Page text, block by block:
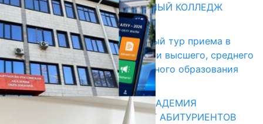
БИШКЕКСКИЙ УНИВЕРСАЛЬНЫЙ КОЛЛЕДЖ
17.07.2026
В Кыргызстане начался первый тур приема в
образовательные организации высшего, среднего
и начального профессионального образования
13.07.2026
КЫРГЫЗКО-РОССИЙСКАЯ АКАДЕМИЯ
ОБРАЗОВАНИЯ ПРИГЛАШАЕТ АБИТУРИЕНТОВ